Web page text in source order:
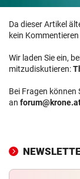
Da dieser Artikel
kein
Wir laden Sie ein,
mitzudiskutieren:
Bei Fragen können
an